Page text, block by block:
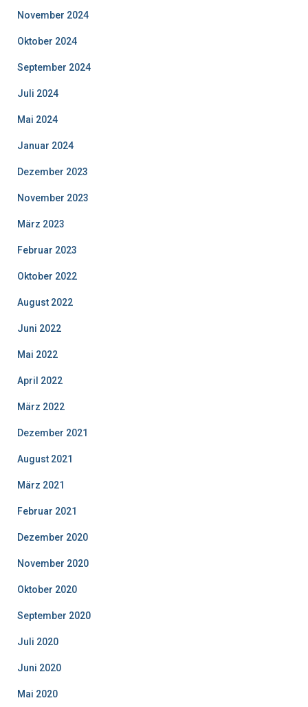
November 2024
Oktober 2024
September 2024
Juli 2024
Mai 2024
Januar 2024
Dezember 2023
November 2023
März 2023
Februar 2023
Oktober 2022
August 2022
Juni 2022
Mai 2022
April 2022
März 2022
Dezember 2021
August 2021
März 2021
Februar 2021
Dezember 2020
November 2020
Oktober 2020
September 2020
Juli 2020
Juni 2020
Mai 2020